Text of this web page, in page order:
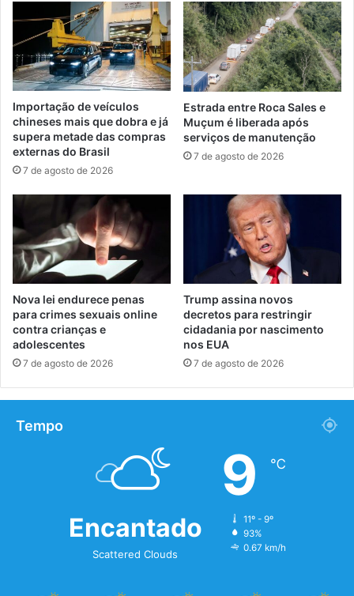
Importação de veículos
chineses mais que dobra e já
supera metade das compras
externas do Brasil
7 de agosto de 2026
Estrada entre Roca Sales e
Muçum é liberada após
serviços de manutenção
7 de agosto de 2026
Nova lei endurece penas
para crimes sexuais online
contra crianças e
adolescentes
7 de agosto de 2026
Trump assina novos
decretos para restringir
cidadania por nascimento
nos EUA
7 de agosto de 2026
Tempo
Encantado
Scattered Clouds
9 ℃
11º - 9º
93%
0.67 km/h